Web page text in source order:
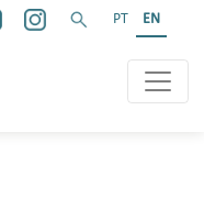
PT EN